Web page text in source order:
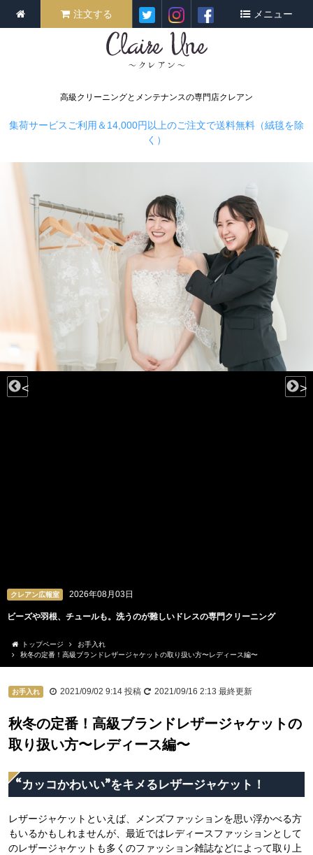
高級クリーニングとメンテナンスの専門店クレアン
注文する メニュー
集荷サービスご利用＆14,000円以上のご注文で送料無料（絨毯を除
く）
クレアン広報室 2026年08月03日
ビーズや羽根、チュールも。洗うのが難しいドレスの専門クリーニング
< >
トップページ
お手入れ
秋冬の定番！高級ブランドレザージャケットの取り扱い方〜レディース編〜
お手入れ 2021/09/02 9:14 投稿 2021/09/16 2:13 最終更新
秋冬の定番！高級ブランドレザージャケットの
取り扱い方〜レディース編〜
“カッコかわいい”をキメるレザージャケット！
レザージャケットといえば、メンズファッションを思い浮かべる方
もいるかもしれませんが、最近ではレディースファッションとして
のレザージャケットも多くのファッション雑誌などによって取り上